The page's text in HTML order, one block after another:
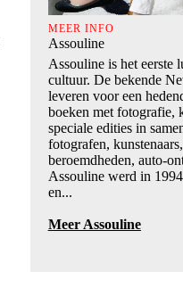
MEER INFO
Assouline
Assouline is het eerste
cultuur. De bekende
leveren voor een
boeken met fotografie,
speciale edities in
fotografen,
beroemdheden, auto-
Assouline werd in
en...
Meer Assouline